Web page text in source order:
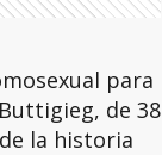
para
de 38
la historia